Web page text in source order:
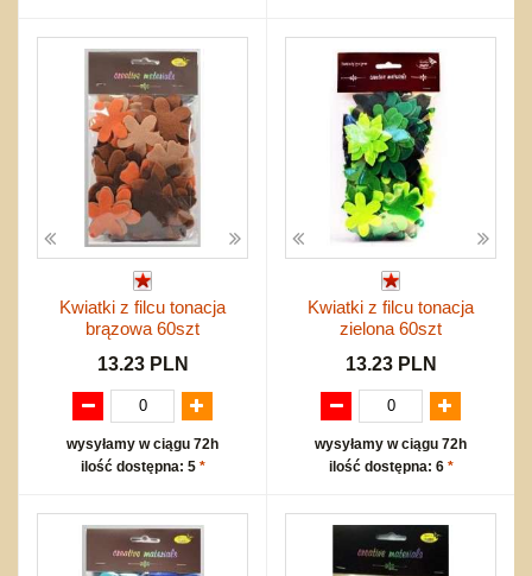
Kwiatki z filcu tonacja
brązowa 60szt
13.23 PLN
wysyłamy w ciągu 72h
ilość dostępna: 5 *
Kwiatki z filcu tonacja
zielona 60szt
13.23 PLN
wysyłamy w ciągu 72h
ilość dostępna: 6 *